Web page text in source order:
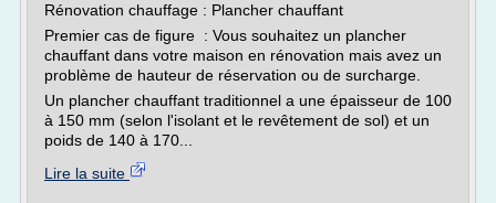
Rénovation chauffage : Plancher chauffant
Premier cas de figure : Vous souhaitez un plancher
chauffant dans votre maison en rénovation mais avez un
problème de hauteur de réservation ou de surcharge.
Un plancher chauffant traditionnel a une épaisseur de 100
à 150 mm (selon l'isolant et le revêtement de sol) et un
poids de 140 à 170...
Lire la suite